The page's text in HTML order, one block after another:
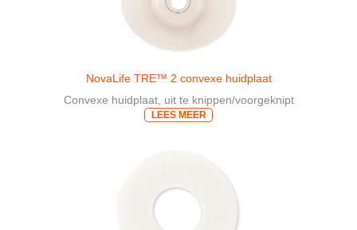
NovaLife TRE™ 2 convexe huidplaat
Convexe huidplaat, uit te knippen/voorgeknipt
LEES MEER